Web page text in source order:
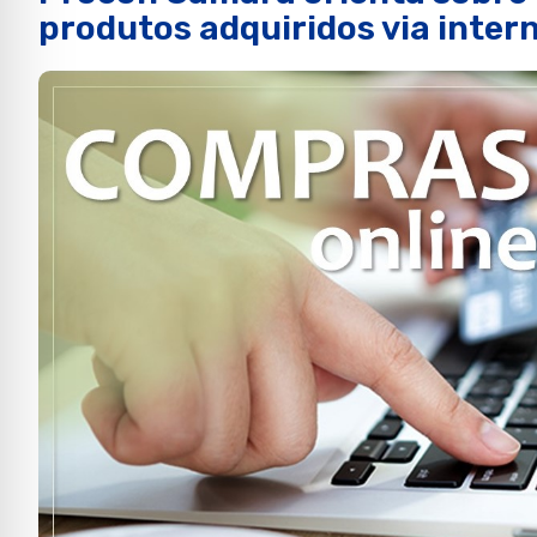
produtos adquiridos via